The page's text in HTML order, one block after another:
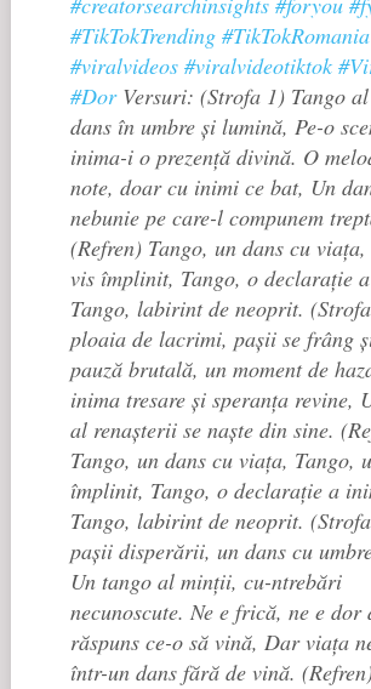
#TikTokTrending #TikTokRomania
#viralvideos #viralvideotiktok
#DorVersuri: (Strofa 1) Tango
dans în umbre și lumină, Pe-o
inima-i o prezență divină. O
note, doar cu inimi ce bat, Un
nebunie pe care-l compunem
(Refren) Tango, un dans cu
vis împlinit, Tango, o declarație
Tango, labirint de neoprit.
ploaia de lacrimi, pașii se frâng
pauză brutală, un moment de
inima tresare și speranța revine,
al renașterii se naște din sine.
Tango, un dans cu viața, Tango,
împlinit, Tango, o declarație a
Tango, labirint de neoprit.
pașii disperării, un dans cu
Un tango al minții, cu-ntrebări
necunoscute. Ne e frică, ne e dor
răspuns ce-o să vină, Dar viața
într-un dans fără de vină.